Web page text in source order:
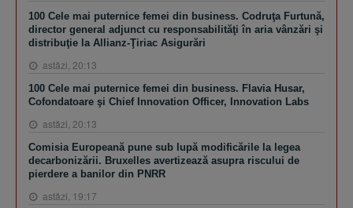
100 Cele mai puternice femei din business. Codruţa Furtună,
director general adjunct cu responsabilităţi în aria vânzări şi
distribuţie la Allianz-Ţiriac Asigurări
astăzi, 20:13
100 Cele mai puternice femei din business. Flavia Husar,
Cofondatoare şi Chief Innovation Officer, Innovation Labs
astăzi, 20:13
Comisia Europeană pune sub lupă modificările la legea
decarbonizării. Bruxelles avertizează asupra riscului de
pierdere a banilor din PNRR
astăzi, 19:17